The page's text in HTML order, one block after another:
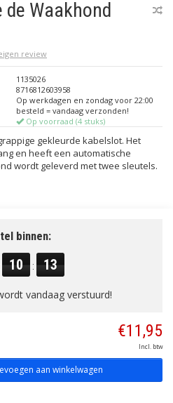
Waakhond
review
1135026
8716812603958
Op werkdagen en zondag voor 22:00
besteld = vandaag verzonden!
Op voorraad (4 stuks)
gekleurde kabelslot. Het
en heeft een automatische
wordt geleverd met twee sleutels.
binnen:
10 : 13
vandaag verstuurd!
€11,95
Incl. btw
aan winkelwagen